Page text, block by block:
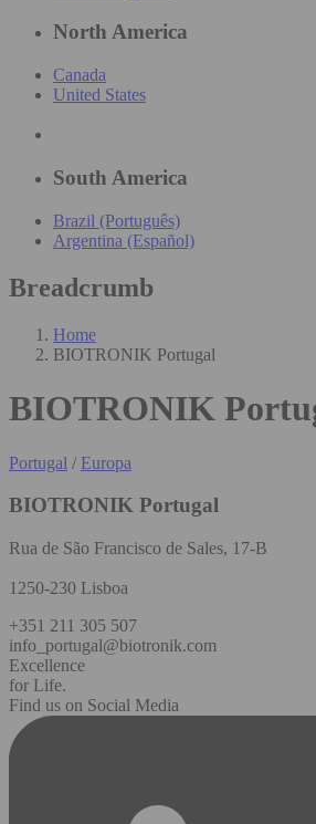
North America
Canada
United States
South America
Brazil (Português)
Argentina (Español)
Breadcrumb
Home
BIOTRONIK Portugal
BIOTRONIK
Portugal / Europa
BIOTRONIK Portugal
Rua de São Francisco de Sales, 17-B
1250-230 Lisboa
+351 211 305 507
info_portugal@biotronik.com
Excellence
for Life.
Find us on Social Media